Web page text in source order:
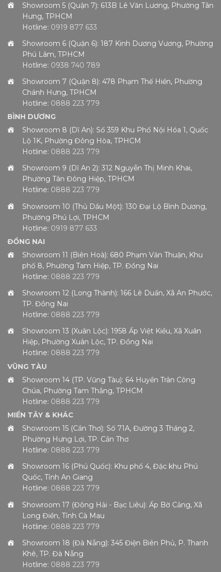
Showroom 5 (Quận 7): 613B Lê Văn Lương, Phường Tân
Hưng, TPHCM
Hotline: 0919 877 633
Showroom 6 (Quận 6): 187 Kinh Dương Vương, Phường
Phú Lâm, TPHCM
Hotline: 0938 740 789
Showroom 7 (Quận 8): 478 Phạm Thế Hiển, Phường
Chánh Hưng, TPHCM
Hotline: 0888 223 779
BÌNH DƯƠNG
Showroom 8 (Dĩ An): Số 359 Khu Phố Nội Hóa 1, Quốc
Lộ 1K, Phường Đông Hòa, TPHCM
Hotline: 0888 223 779
Showroom 9 (Dĩ An 2): 312 Nguyễn Thị Minh Khai,
Phường Tân Đông Hiệp, TPHCM
Hotline: 0888 223 779
Showroom 10 (Thủ Dầu Một): 130 Đại Lộ Bình Dương,
Phường Phú Lợi, TPHCM
Hotline: 0919 877 633
ĐỒNG NAI
Showroom 11 (Biên Hoà): 680 Phạm Văn Thuận, Khu
phố 8, Phường Tam Hiệp, TP. Đồng Nai
Hotline: 0888 223 779
Showroom 12 (Long Thành): 166 Lê Duẩn, Xã An Phước,
TP. Đồng Nai
Hotline: 0888 223 779
Showroom 13 (Xuân Lộc): 1958 Ấp Việt Kiều, Xã Xuân
Hiệp, Phường Xuân Lộc, TP. Đồng Nai
Hotline: 0888 223 779
VŨNG TÀU
Showroom 14 (TP. Vũng Tàu): 64 Huyền Trân Công
Chúa, Phường Tam Thắng, TPHCM
Hotline: 0888 223 779
MIỀN TÂY & KHÁC
Showroom 15 (Cần Thơ): Số 71A, Đường 3 Tháng 2,
Phường Hưng Lợi, TP. Cần Thơ
Hotline: 0888 223 779
Showroom 16 (Phú Quốc): Khu phố 4, Đặc khu Phú
Quốc, Tỉnh An Giang
Hotline: 0888 223 779
Showroom 17 (Đông Hải - Bạc Liêu): Ấp Bờ Cảng, Xã
Long Điền, Tỉnh Cà Mau
Hotline: 0888 223 779
Showroom 18 (Đà Nẵng): 345 Điện Biên Phủ, P. Thanh
Khê, TP. Đà Nẵng
Hotline: 0888 223 779